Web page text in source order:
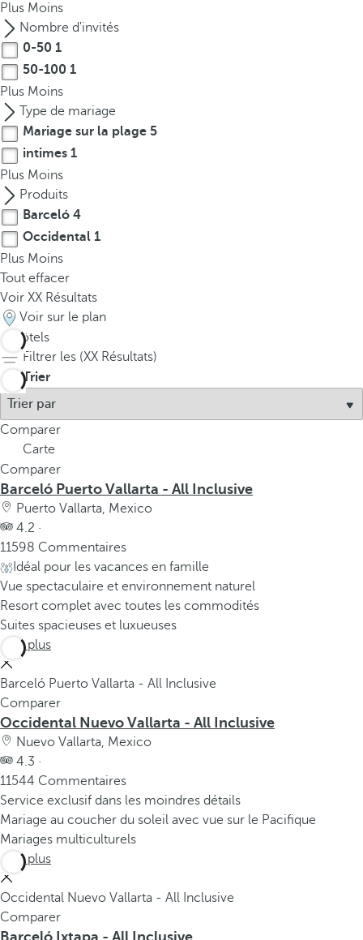
Plus Moins
Nombre d'invités
0-50 1
50-100 1
Plus Moins
Type de mariage
Mariage sur la plage 5
intimes 1
Plus Moins
Produits
Barceló 4
Occidental 1
Plus Moins
Tout effacer
Voir XX Résultats
Voir sur le plan
hôtels
Filtrer les (XX Résultats)
Trier
Comparer
Carte
Comparer
Barceló Puerto Vallarta - All Inclusive
Puerto Vallarta, Mexico
4.2 ·
11598 Commentaires
Idéal pour les vacances en famille
Vue spectaculaire et environnement naturel
Resort complet avec toutes les commodités
Suites spacieuses et luxueuses
Voir plus
Barceló Puerto Vallarta - All Inclusive
Comparer
Occidental Nuevo Vallarta - All Inclusive
Nuevo Vallarta, Mexico
4.3 ·
11544 Commentaires
Service exclusif dans les moindres détails
Mariage au coucher du soleil avec vue sur le Pacifique
Mariages multiculturels
Voir plus
Occidental Nuevo Vallarta - All Inclusive
Comparer
Barceló Ixtapa - All Inclusive